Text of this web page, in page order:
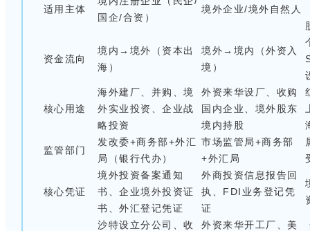
适用主体
国企/合资）
境外企业/境外自然人
资金流向
境内→境外（资本出
海）
境外→境内（外资入
境）
核心用途
海外建厂、并购、境
外实业投资、企业战
略投资
外资来华设厂、收购
国内企业、境外股东
境内持股
监管部门
发改委+商务部+外汇
局（银行代办）
市场监管局+商务部
+外汇局
核心凭证
境外投资备案通知
书、企业境外投资证
书、外汇登记凭证
外商投资信息报告回
执、FDI业务登记凭
证
沙特设立分公司、收
外资来华开工厂、美